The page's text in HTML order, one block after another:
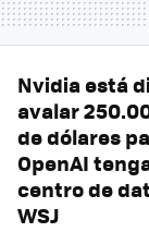
Nvidia está
avalar
de dólares
OpenAI
centro de
WSJ